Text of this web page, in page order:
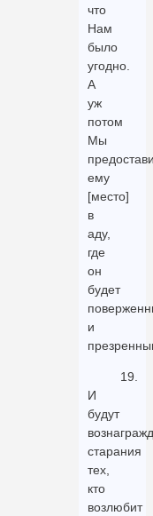
что
Нам
было
угодно.
А
уж
потом
Мы
ему
[место]
в
аду,
где
он
будет
и
19.
И
будут
старания
тех,
кто
возлюбит